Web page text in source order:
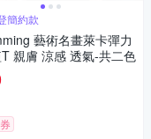
簡約款
藝術名畫萊卡彈力
親膚 涼感 透氣-共二色
券